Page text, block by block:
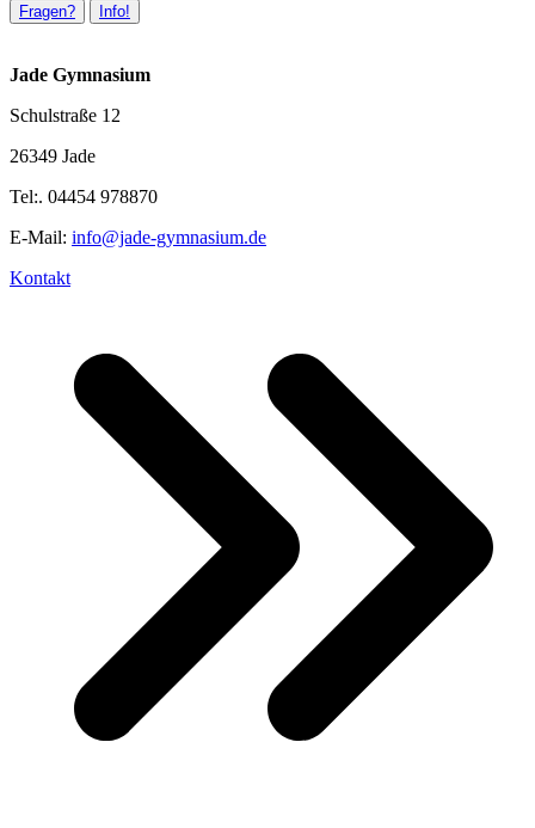
Fragen? Info!
Jade Gymnasium
Schulstraße 12
26349 Jade
Tel:. 04454 978870
E-Mail: info@jade-gymnasium.de
Kontakt